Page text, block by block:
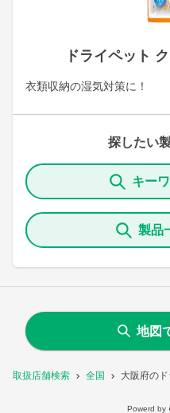
取扱店舗検索 全国 大阪府の
ドライペット
衣類収納の湿気対策に！
探したい
キー
製品
地図
Powerd by